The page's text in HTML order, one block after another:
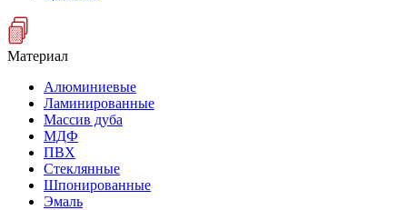
Материал
Алюминиевые
Ламинированные
Массив дуба
МДФ
ПВХ
Стеклянные
Шпонированные
Эмаль